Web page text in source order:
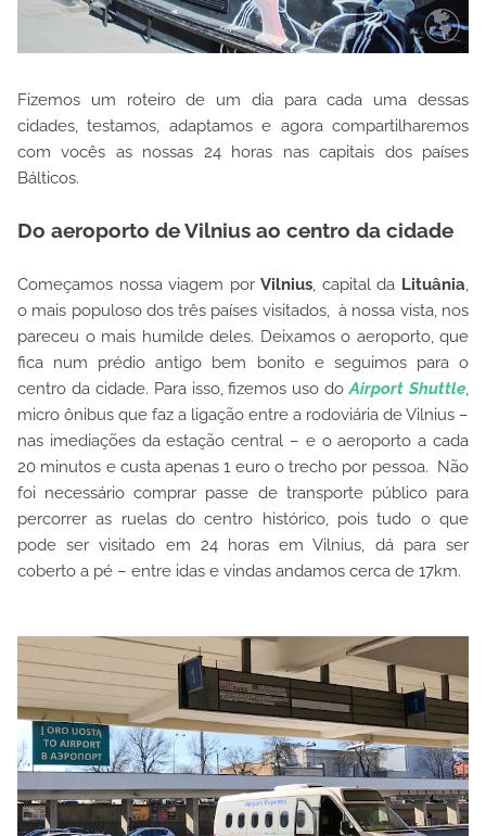
Fizemos um roteiro de um dia para cada uma dessas
cidades, testamos, adaptamos e agora compartilharemos
com vocês as nossas 24 horas nas capitais dos países
Bálticos.
Do aeroporto de Vilnius ao centro da cidade
Começamos nossa viagem porVilnius, capital da Lituânia,
o mais populoso dos três países visitados, à nossa vista, nos
pareceu o mais humilde deles. Deixamos o aeroporto, que
fica num prédio antigo bem bonito e seguimos para o
centro da cidade. Para isso, fizemos uso doAirport Shuttle,
micro ônibus que faz a ligação entre a rodoviária de Vilnius –
nas imediações da estação central – e o aeroporto a cada
20 minutos e custa apenas 1 euro o trecho por pessoa. Não
foi necessário comprar passe de transporte público para
percorrer as ruelas do centro histórico, pois tudo o que
pode ser visitado em 24 horas em Vilnius, dá para ser
coberto a pé – entre idas e vindas andamos cerca de 17km.